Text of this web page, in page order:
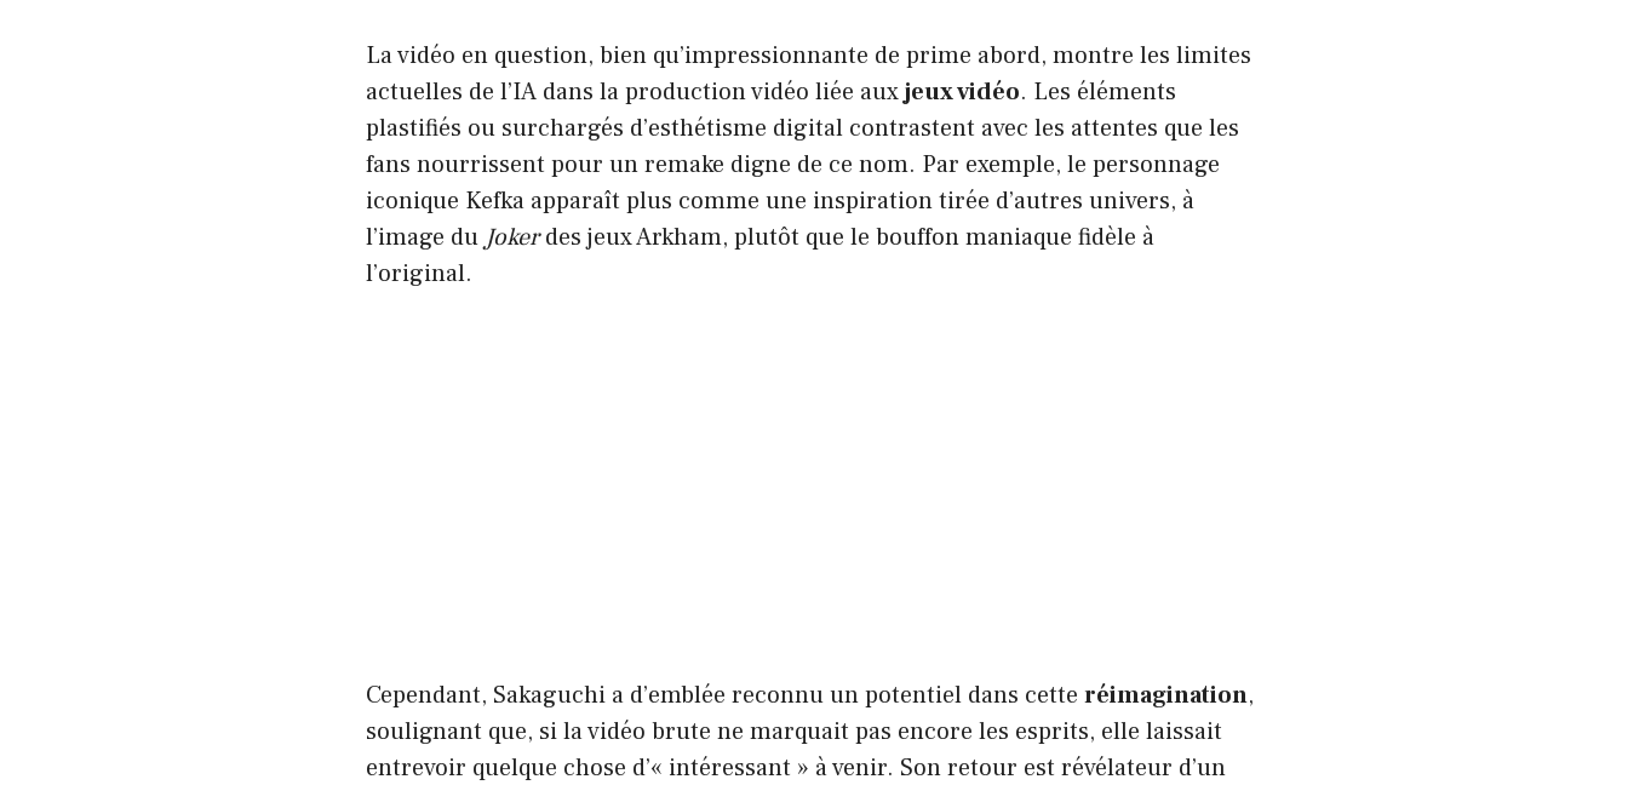
La vidéo en question, bien qu’impressionnante de prime abord, montre les limites
actuelles de l’IA dans la production vidéo liée auxjeux vidéo. Les éléments
plastifiés ou surchargés d’esthétisme digital contrastent avec les attentes que les
fans nourrissent pour un remake digne de ce nom. Par exemple, le personnage
iconique Kefka apparaît plus comme une inspiration tirée d’autres univers, à
l’image du Jokerdes jeux Arkham, plutôt que le bouffon maniaque fidèle à
l’original.
Cependant, Sakaguchi a d’emblée reconnu un potentiel dans cette réimagination,
soulignant que, si la vidéo brute ne marquait pas encore les esprits, elle laissait
entrevoir quelque chose d’« intéressant » à venir. Son retour est révélateur d’un